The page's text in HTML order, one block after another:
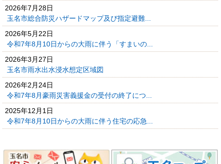
2026年7月28日
玉名市総合防災ハザードマップ及び指定避難...
2026年5月22日
令和7年8月10日からの大雨に伴う「すまいの...
2026年3月27日
玉名市雨水出水浸水想定区域図
2026年2月24日
令和7年8月豪雨災害義援金の受付の終了につ...
2025年12月1日
令和7年8月10日からの大雨に伴う住宅の応急...